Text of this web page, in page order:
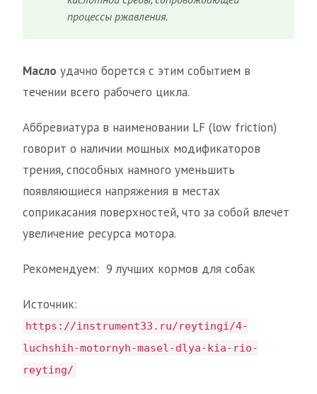
процессы ржавления.
Масло удачно борется с этим событием в
течении всего рабочего цикла.
Аббревиатура в наименовании LF (low friction)
говорит о наличии мощных модификаторов
трения, способных намного уменьшить
появляющиеся напряжения в местах
соприкасания поверхностей, что за собой влечет
увеличение ресурса мотора.
Рекомендуем: 9 лучших кормов для собак
Источник:
https://instrument33.ru/reytingi/4-
luchshih-motornyh-masel-dlya-kia-rio-
reyting/